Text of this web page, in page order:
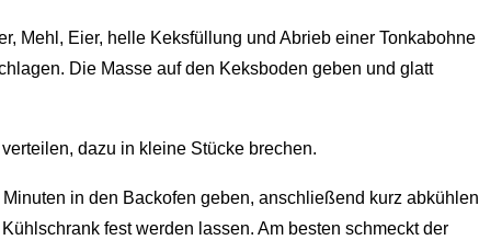
Mehl, Eier, helle Keksfüllung und Abrieb einer Tonkabohne
Die Masse auf den Keksboden geben und glatt
dazu in kleine Stücke brechen.
in den Backofen geben, anschließend kurz abkühlen
fest werden lassen. Am besten schmeckt der